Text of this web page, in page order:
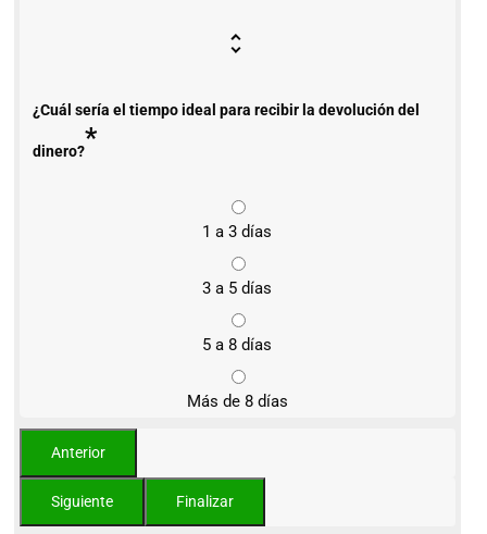
¿Cuál sería el tiempo ideal para recibir la devolución del
dinero?*
1 a 3 días
3 a 5 días
5 a 8 días
Más de 8 días